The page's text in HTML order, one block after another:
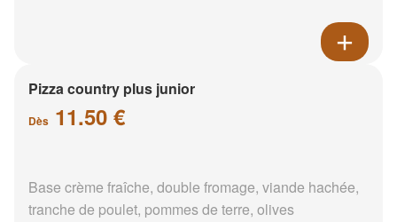
Pizza country plus junior
Dès 11.50 €
Base crème fraîche, double fromage, viande hachée,
tranche de poulet, pommes de terre, olives